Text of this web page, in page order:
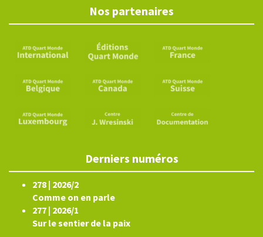
Nos partenaires
Derniers numéros
278 | 2026/2
Comme on en parle
277 | 2026/1
Sur le sentier de la paix